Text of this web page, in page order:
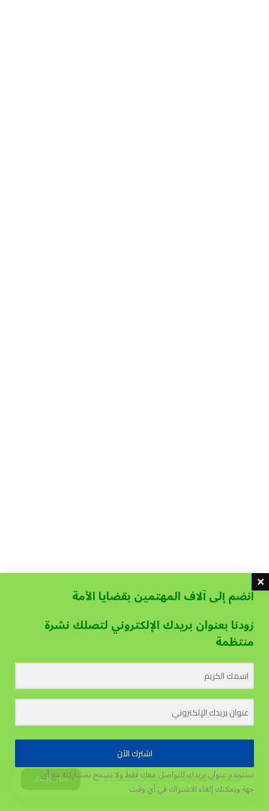
يستخدم هذا الموقع الكوكيز لتحسين تجربة المستخدم. قبول وإغلاق
انضم إلى آلاف المهتمين بقضايا الأمة
زودنا بعنوان بريدك الإلكتروني لتصلك نشرة
منتظمة
اشترك الآن
نستخدم عنوان بريدك للتواصل معك فقط ولا نسمح بمشاركته مع أي
جهةويمكنك إلغاء الاشتراك في أي وقت